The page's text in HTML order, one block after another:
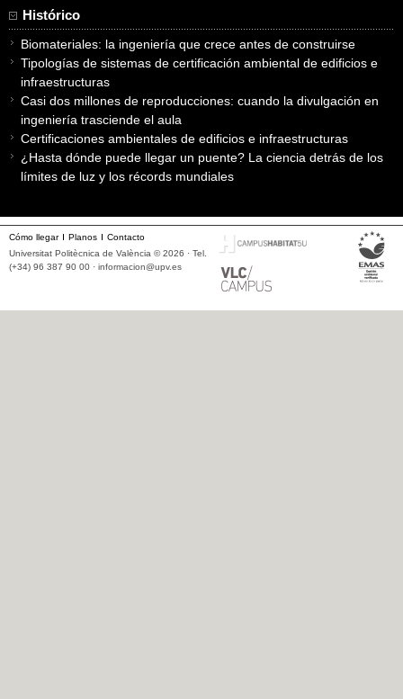
Histórico
Biomateriales: la ingeniería que crece antes de construirse
Tipologías de sistemas de certificación ambiental de edificios e
infraestructuras
Casi dos millones de reproducciones: cuando la divulgación en
ingeniería trasciende el aula
Certificaciones ambientales de edificios e infraestructuras
¿Hasta dónde puede llegar un puente? La ciencia detrás de los
límites de luz y los récords mundiales
Cómo llegar Planos
Contacto
Universitat Politècnica de València © 2026 · Tel.
(+34) 96 387 90 00 · informacion@upv.es